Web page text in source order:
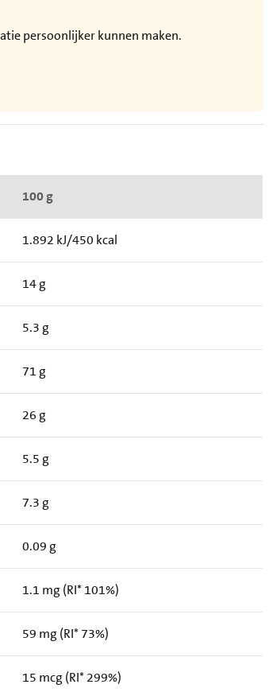
persoonlijker kunnen maken.
100 g
1.892 kJ/450 kcal
14 g
5.3 g
71 g
26 g
5.5 g
7.3 g
0.09 g
1.1 mg (RI* 101%)
59 mg (RI* 73%)
15 mcg (RI* 299%)